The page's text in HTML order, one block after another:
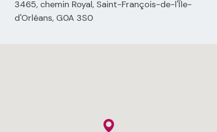
3465, chemin Royal, Saint-François-de-l'Île-
d'Orléans, G0A 3S0